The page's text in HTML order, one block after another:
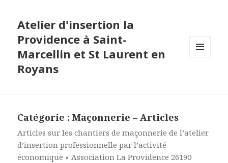
Atelier d'insertion la
Providence à Saint-
Marcellin et St Laurent en
Royans
Catégorie :Maçonnerie – Articles
Articles sur les chantiers de maçonnerie de l’atelier
d’insertion professionnelle par l’activité
économique « Association La Providence 26190